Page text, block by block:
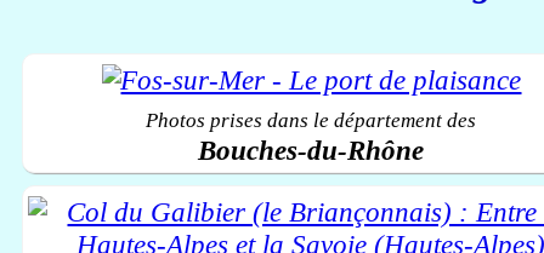
Photos prises dans le département des
Bouches-du-Rhône